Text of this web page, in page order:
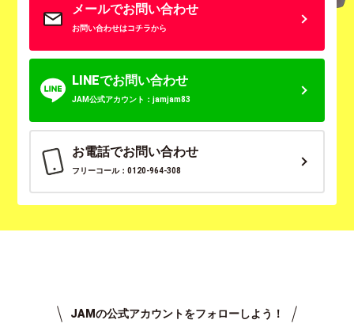
メールでお問い合わせ
お問い合わせはコチラから
LINEでお問い合わせ
JAM公式アカウント：jamjam83
お電話でお問い合わせ
フリーコール：0120-964-308
JAMの公式アカウントをフォローしよう！